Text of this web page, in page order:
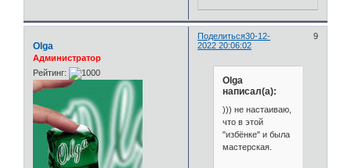
Поделиться 9
30-12-
2022 20:06:02
Olga
Администратор
Рейтинг:
Olga
написал(а):
))) не настаиваю,
что в этой
"избёнке" и была
мастерская.